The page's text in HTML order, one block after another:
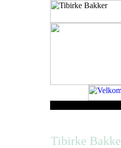
Tibirke